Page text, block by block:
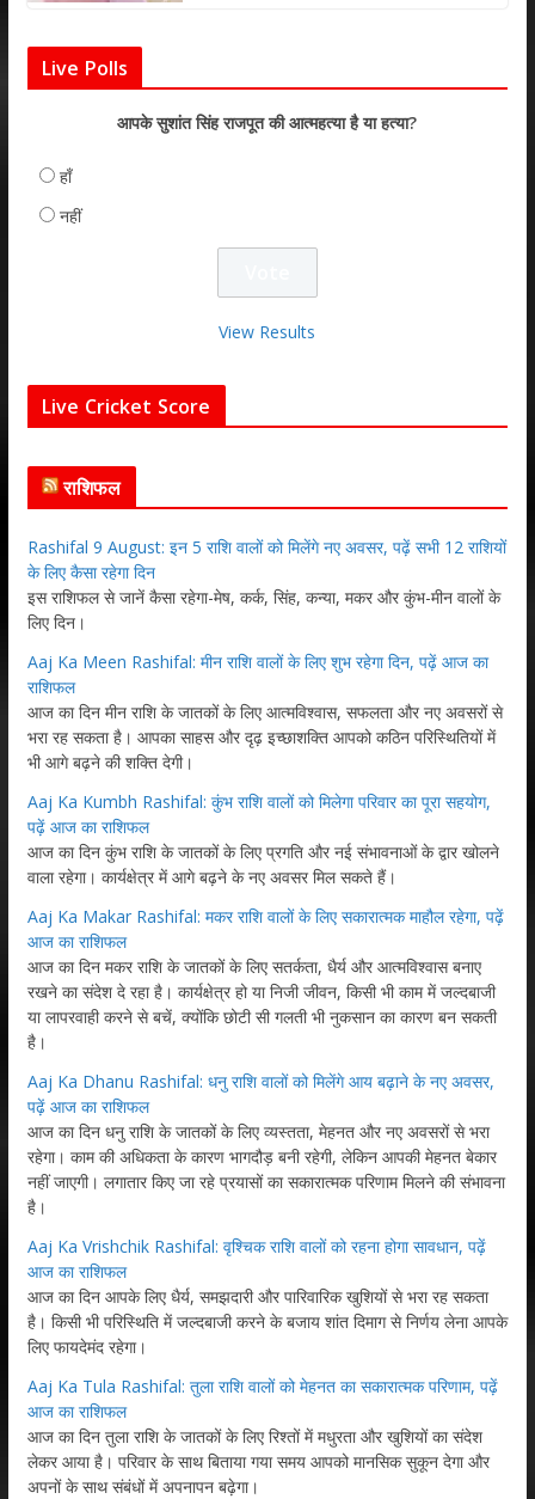
Live Polls
आपके सुशांत सिंह राजपूत की आत्महत्या है या हत्या?
हाँ
नहीं
View Results
Live Cricket Score
राशिफल
Rashifal 9 August: इन 5 राशि वालों को मिलेंगे नए अवसर, पढ़ें सभी 12 राशियों
के लिए कैसा रहेगा दिन
इस राशिफल से जानें कैसा रहेगा-मेष, कर्क, सिंह, कन्या, मकर और कुंभ-मीन वालों के
लिए दिन।
Aaj Ka Meen Rashifal: मीन राशि वालों के लिए शुभ रहेगा दिन, पढ़ें आज का
राशिफल
आज का दिन मीन राशि के जातकों के लिए आत्मविश्वास, सफलता और नए अवसरों से
भरा रह सकता है। आपका साहस और दृढ़ इच्छाशक्ति आपको कठिन परिस्थितियों में
भी आगे बढ़ने की शक्ति देगी।
Aaj Ka Kumbh Rashifal: कुंभ राशि वालों को मिलेगा परिवार का पूरा सहयोग,
पढ़ें आज का राशिफल
आज का दिन कुंभ राशि के जातकों के लिए प्रगति और नई संभावनाओं के द्वार खोलने
वाला रहेगा। कार्यक्षेत्र में आगे बढ़ने के नए अवसर मिल सकते हैं।
Aaj Ka Makar Rashifal: मकर राशि वालों के लिए सकारात्मक माहौल रहेगा, पढ़ें
आज का राशिफल
आज का दिन मकर राशि के जातकों के लिए सतर्कता, धैर्य और आत्मविश्वास बनाए
रखने का संदेश दे रहा है। कार्यक्षेत्र हो या निजी जीवन, किसी भी काम में जल्दबाजी
या लापरवाही करने से बचें, क्योंकि छोटी सी गलती भी नुकसान का कारण बन सकती
है।
Aaj Ka Dhanu Rashifal: धनु राशि वालों को मिलेंगे आय बढ़ाने के नए अवसर,
पढ़ें आज का राशिफल
आज का दिन धनु राशि के जातकों के लिए व्यस्तता, मेहनत और नए अवसरों से भरा
रहेगा। काम की अधिकता के कारण भागदौड़ बनी रहेगी, लेकिन आपकी मेहनत बेकार
नहीं जाएगी। लगातार किए जा रहे प्रयासों का सकारात्मक परिणाम मिलने की संभावना
है।
Aaj Ka Vrishchik Rashifal: वृश्चिक राशि वालों को रहना होगा सावधान, पढ़ें
आज का राशिफल
आज का दिन आपके लिए धैर्य, समझदारी और पारिवारिक खुशियों से भरा रह सकता
है। किसी भी परिस्थिति में जल्दबाजी करने के बजाय शांत दिमाग से निर्णय लेना आपके
लिए फायदेमंद रहेगा।
Aaj Ka Tula Rashifal: तुला राशि वालों को मेहनत का सकारात्मक परिणाम, पढ़ें
आज का राशिफल
आज का दिन तुला राशि के जातकों के लिए रिश्तों में मधुरता और खुशियों का संदेश
लेकर आया है। परिवार के साथ बिताया गया समय आपको मानसिक सुकून देगा और
अपनों के साथ संबंधों में अपनापन बढ़ेगा।